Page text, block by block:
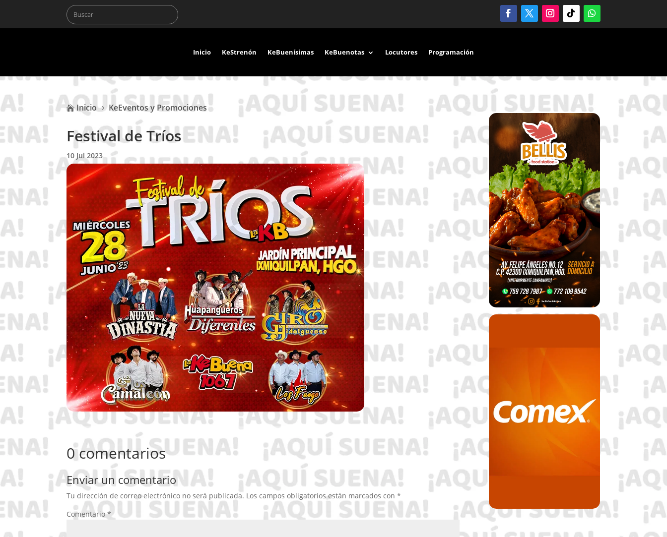
Inicio KeStrenón KeBuenísimas KeBuenotas Locutores Programación
 Inicio 5 KeEventos y Promociones
Festival de Tríos
10 Jul 2023
0 comentarios
Enviar un comentario
Tu dirección de correo electrónico no será publicada. Los campos obligatorios están marcados con*
Comentario*